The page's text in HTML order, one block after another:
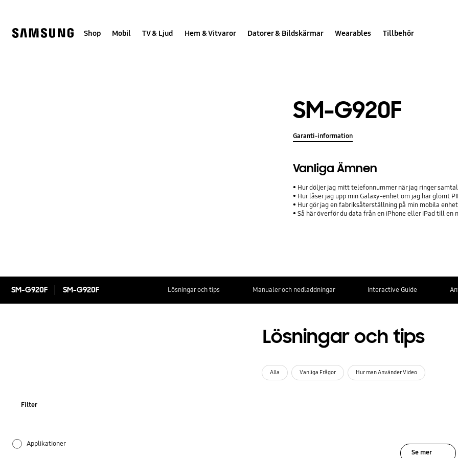
help
Shop Mobil TV & Ljud Hem & Vitvaror Datorer & Bildskärmar Wearables Tillbehör
SM-G920F
Garanti-information
Vanliga Ämnen
Hur döljer jag mitt telefonnummer när jag ringer
Hur låser jag upp min Galaxy-enhet om jag har glömt
Hur gör jag en fabriksåterställning på min mobila
Så här överför du data från en iPhone eller iPad till en
SM-G920F SM-G920F Lösningar och tips Manualer och nedladdningar Interactive Guide
Lösningar och tips
Alla Vanliga Frågor Hur man Använder Video
Filter
Applikationer
Se mer